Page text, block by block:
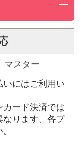
マスター
いにはご利用い
カード決済では
なります。各プ